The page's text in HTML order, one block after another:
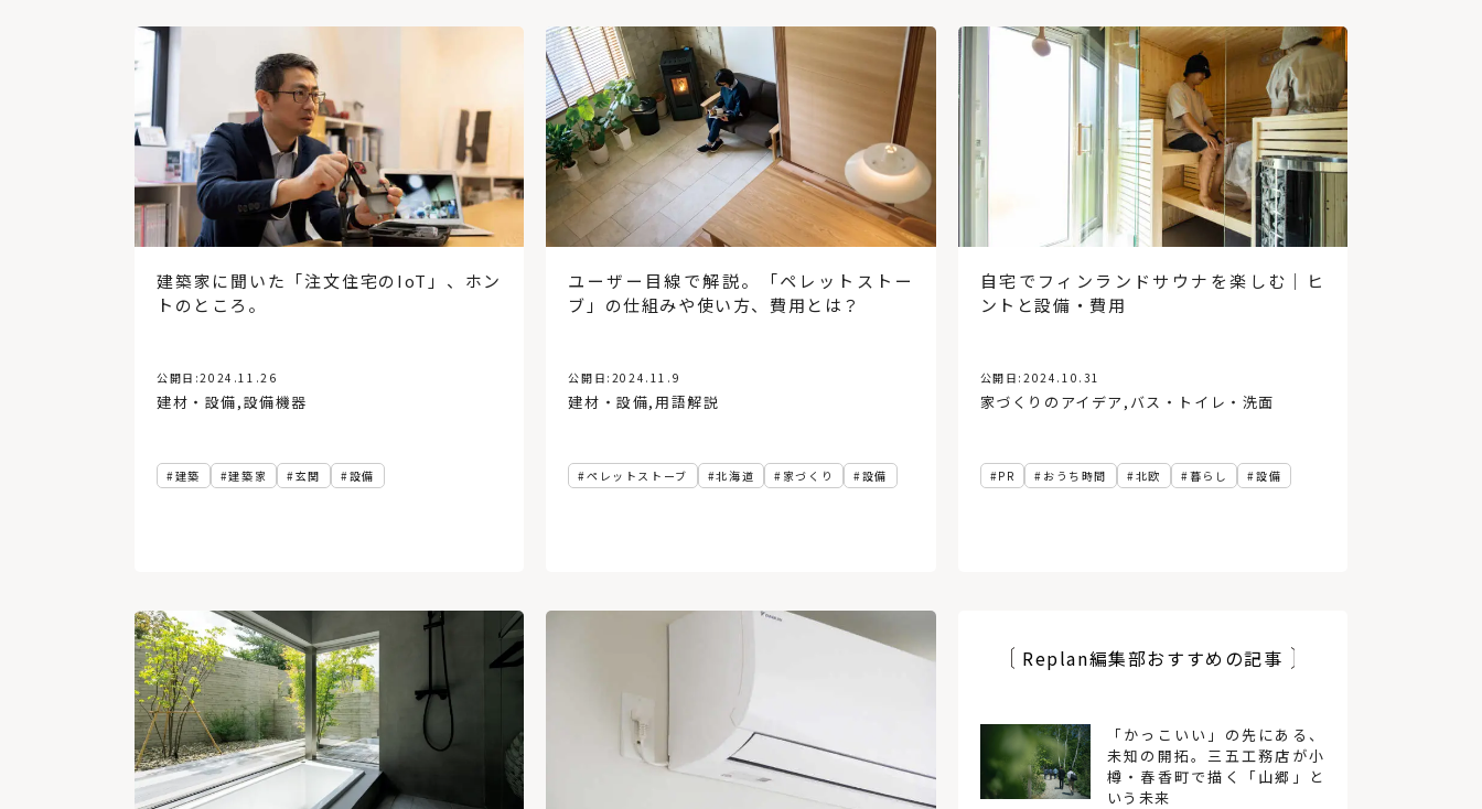
建築家に聞いた「注文住宅のIoT」、ホン
トのところ。
公開日:2024.11.26
建材・設備,設備機器
建築 建築家 玄関 設備
ユーザー目線で解説。「ペレットストー
ブ」の仕組みや使い方、費用とは？
公開日: 2024.11.9
建材・設備,用語解説
ペレットストーブ 北海道 家づくり 設備
自宅でフィンランドサウナを楽しむ｜ヒ
ントと設備・費用
公開日:2024.10.31
家づくりのアイデア , バス・トイレ・洗面
PR おうち時間 北欧 暮らし 設備
Replan編集部おすすめの記事
北海道の暖房選びの正解は？
熱源や暖房方式を知って寒い
冬を乗り切ろう
「かっこいい」の先にある、
未知の開拓。三五工務店が小
樽・春香町で描く「山郷」と
いう未来